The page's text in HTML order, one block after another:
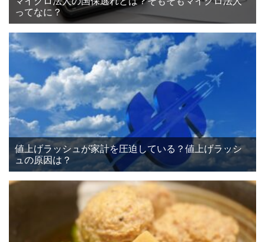
ってなに？
値上げラッシュが家計を圧迫している？値上げラッシ
ュの原因は？